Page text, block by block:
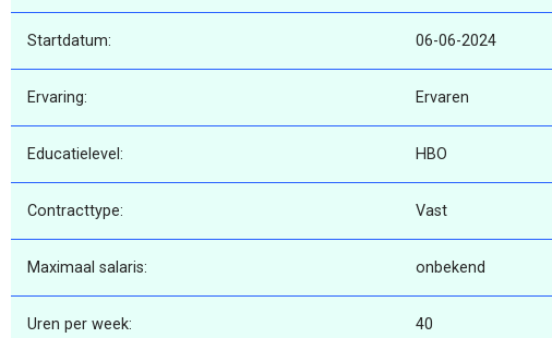
Startdatum: 06-06-2024
Ervaring: Ervaren
Educatielevel: HBO
Contracttype: Vast
Maximaal salaris: onbekend
Uren per week: 40